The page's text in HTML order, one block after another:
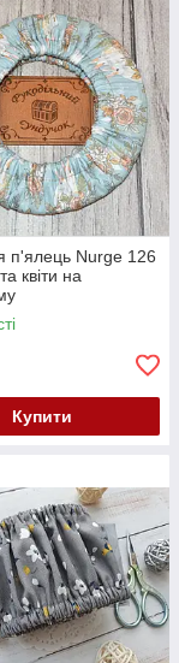
п'ялець Nurge 126
квіти на
Купити